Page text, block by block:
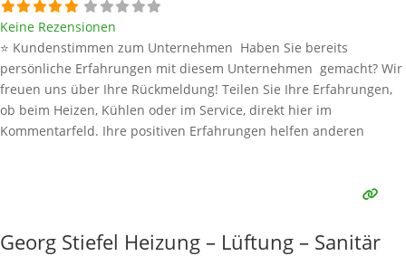
Keine Rezensionen
⭐ Kundenstimmen zum Unternehmen Haben Sie bereits
persönliche Erfahrungen mit diesem Unternehmen gemacht? Wir
freuen uns über Ihre Rückmeldung! Teilen Sie Ihre Erfahrungen,
ob beim Heizen, Kühlen oder im Service, direkt hier im
Kommentarfeld. Ihre positiven Erfahrungen helfen anderen
Georg Stiefel Heizung – Lüftung – Sanitär